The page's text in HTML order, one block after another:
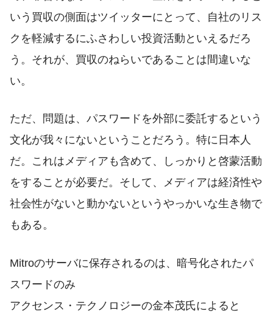
いう買収の側面はツイッターにとって、自社のリス
クを軽減するにふさわしい投資活動といえるだろ
う。それが、買収のねらいであることは間違いな
い。
ただ、問題は、パスワードを外部に委託するという
文化が我々にないということだろう。特に日本人
だ。これはメディアも含めて、しっかりと啓蒙活動
をすることが必要だ。そして、メディアは経済性や
社会性がないと動かないというやっかいな生き物で
もある。
Mitroのサーバに保存されるのは、暗号化されたパ
スワードのみ
アクセンス・テクノロジーの金本茂氏によると